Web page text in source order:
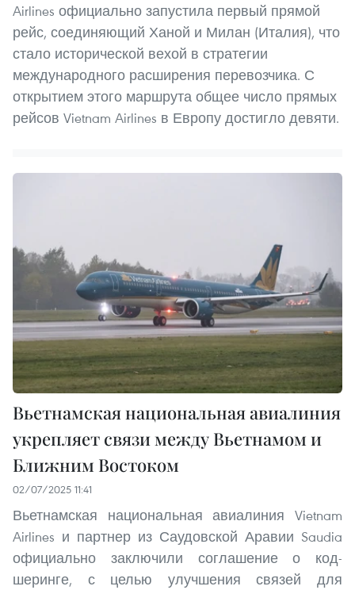
Airlines официально запустила первый прямой
рейс, соединяющий Ханой и Милан (Италия), что
стало исторической вехой в стратегии
международного расширения перевозчика. С
открытием этого маршрута общее число прямых
рейсов Vietnam Airlines в Европу достигло девяти.
Вьетнамская национальная авиалиния
укрепляет связи между Вьетнамом и
Ближним Востоком
02/07/2025 11:41
Вьетнамская национальная авиалиния Vietnam
Airlines и партнер из Саудовской Аравии Saudia
официально заключили соглашение о код-
шеринге, с целью улучшения связей для